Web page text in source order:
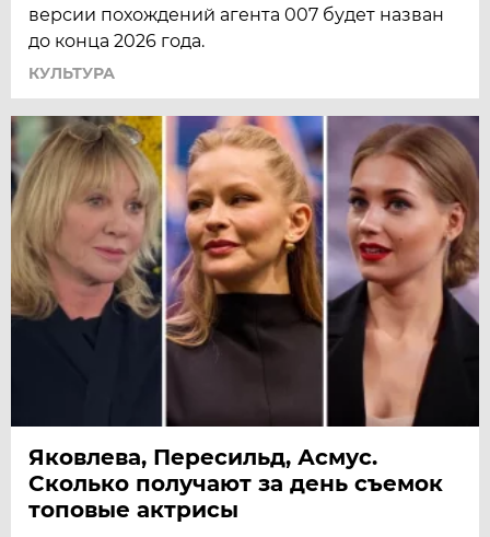
версии похождений агента 007 будет назван
до конца 2026 года.
КУЛЬТУРА
Яковлева, Пересильд, Асмус.
Сколько получают за день съемок
топовые актрисы